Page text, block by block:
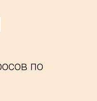
по